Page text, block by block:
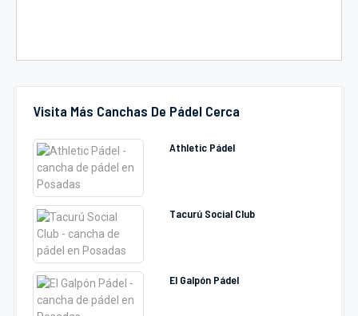
Visita Más Canchas De Pádel Cerca
Athletic Pádel
Tacurú Social Club
El Galpón Pádel